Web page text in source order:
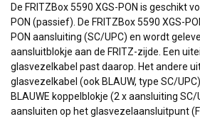
De FRITZBox 5590 XGS-PON is geschikt
PON (passief). De FRITZBox 5590 XGS-
PON aansluiting (SC/UPC) en wordt
aansluitblokje aan de FRITZ-zijde. Een
glasvezelkabel past daarop. Het andere
glasvezelkabel (ook BLAUW, type SC/
BLAUWE koppelblokje (2 x aansluiting SC/
aansluiten op het glasvezelaansluitpunt